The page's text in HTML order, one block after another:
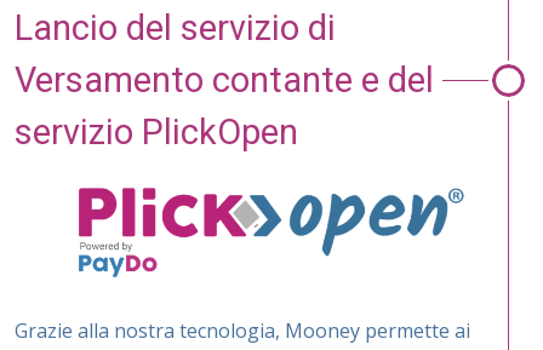
Lancio del ser­vizio di
Versamento contante e del
servizio Plick­Open
Grazie alla nostra tecnologia, Mooney permette ai